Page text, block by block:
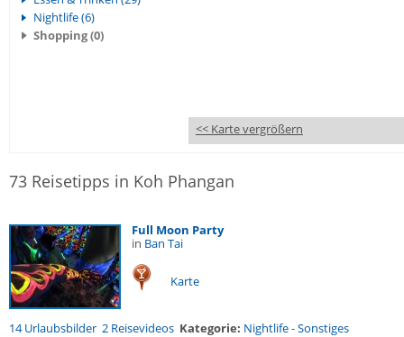
Nightlife (6)
Shopping (0)
<< Karte vergrößern
73 Reisetipps in Koh Phangan
Full Moon Party
in Ban Tai
Karte
14 Urlaubsbilder 2 Reisevideos Kategorie: Nightlife-Sonstiges